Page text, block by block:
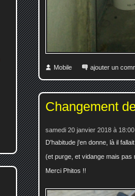
Mobile ajouter un
Changement
samedi 20 janvier 2018 à 18:00
D'habitude j'en donne, là il fallait
(et purge, et vidange mais pas
Merci Phitos !!